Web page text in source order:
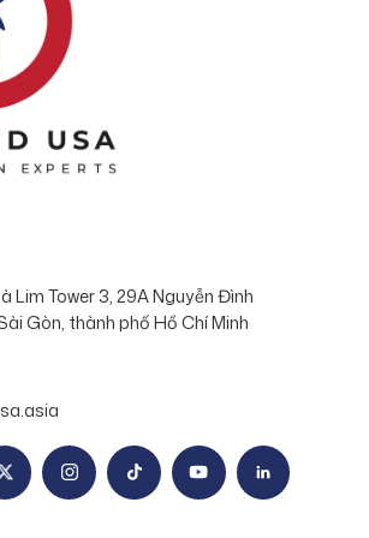
Lim Tower 3, 29A Nguyễn Đình
Gòn, thành phố Hồ Chí Minh